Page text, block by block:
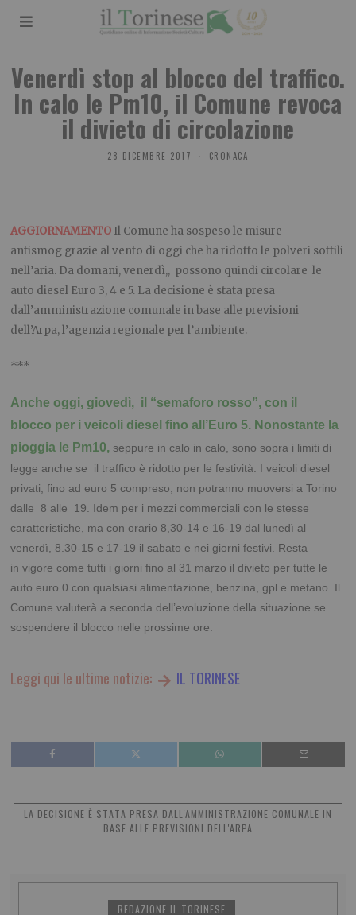
Venerdì stop al blocco del traffico.
In calo le Pm10, il Comune revoca
il divieto di circolazione
28 DICEMBRE 2017 CRONACA
AGGIORNAMENTO Il Comune ha sospeso le misure
antismog grazie al vento di oggi che ha ridotto le polveri sottili
nell’aria. Da domani, venerdì,, possono quindi circolare le
auto diesel Euro 3, 4 e 5. La decisione è stata presa
dall’amministrazione comunale in base alle previsioni
dell’Arpa, l’agenzia regionale per l’ambiente.
***
Anche oggi, giovedì, il “semaforo rosso”, con il
blocco per i veicoli diesel fino all’Euro 5. Nonostante la
pioggia le Pm10,seppure in calo in calo, sono sopra i limiti di
legge anche se il traffico è ridotto per le festività. I veicoli diesel
privati, fino ad euro 5 compreso, non potranno muoversi a Torino
dalle 8 alle 19. Idem per i mezzi commerciali con le stesse
caratteristiche, ma con orario 8,30-14 e 16-19 dal lunedì al
venerdì, 8.30-15 e 17-19 il sabato e nei giorni festivi. Resta
in vigore come tutti i giorni fino al 31 marzo il divieto per tutte le
auto euro 0 con qualsiasi alimentazione, benzina, gpl e metano. Il
Comune valuterà a seconda dell’evoluzione della situazione se
sospendere il blocco nelle prossime ore.
Leggi qui le ultime notizie: IL TORINESE
LA DECISIONE È STATA PRESA DALL'AMMINISTRAZIONE COMUNALE IN
BASE ALLE PREVISIONI DELL'ARPA
REDAZIONE IL TORINESE